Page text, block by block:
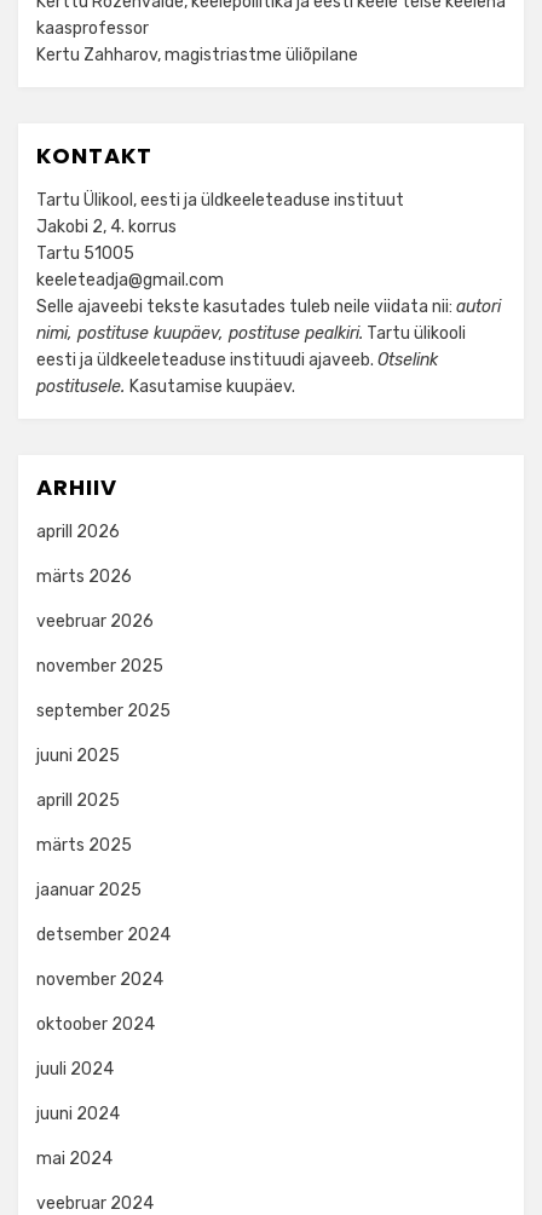
kaasprofessor
Kertu Zahharov, magistriastme üliõpilane
KONTAKT
Tartu Ülikool, eesti ja üldkeeleteaduse instituut
Jakobi 2, 4. korrus
Tartu 51005
keeleteadja@gmail.com
Selle ajaveebi tekste kasutades tuleb neile viidata nii: autori
nimi, postituse kuupäev, postituse pealkiri. Tartu ülikooli
eesti ja üldkeeleteaduse instituudi ajaveeb. Otselink
postitusele. Kasutamise kuupäev.
ARHIIV
aprill 2026
märts 2026
veebruar 2026
november 2025
september 2025
juuni 2025
aprill 2025
märts 2025
jaanuar 2025
detsember 2024
november 2024
oktoober 2024
juuli 2024
juuni 2024
mai 2024
veebruar 2024